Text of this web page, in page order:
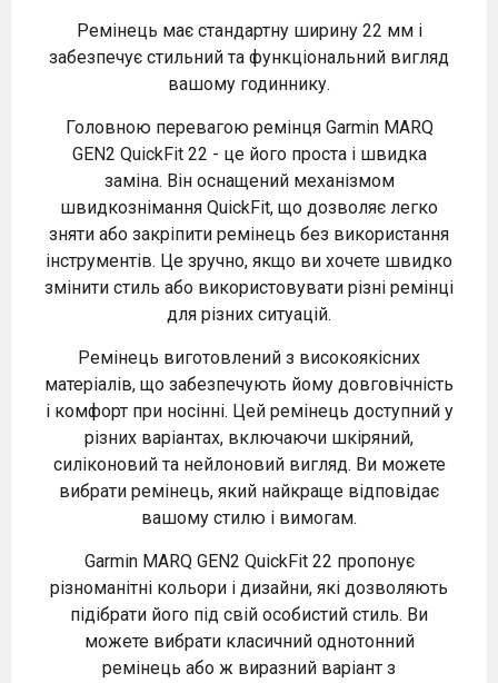
Ремінець має стандартну ширину 22 мм і
забезпечує стильний та функціональний вигляд
вашому годиннику.
Головною перевагою ремінця Garmin MARQ
GEN2 QuickFit 22 - це його проста і швидка
заміна. Він оснащений механізмом
швидкознімання QuickFit, що дозволяє легко
зняти або закріпити ремінець без використання
інструментів. Це зручно, якщо ви хочете швидко
змінити стиль або використовувати різні ремінці
для різних ситуацій.
Ремінець виготовлений з високоякісних
матеріалів, що забезпечують йому довговічність
і комфорт при носінні. Цей ремінець доступний у
різних варіантах, включаючи шкіряний,
силіконовий та нейлоновий вигляд. Ви можете
вибрати ремінець, який найкраще відповідає
вашому стилю і вимогам.
Garmin MARQ GEN2 QuickFit 22 пропонує
різноманітні кольори і дизайни, які дозволяють
підібрати його під свій особистий стиль. Ви
можете вибрати класичний однотонний
ремінець або ж виразний варіант з